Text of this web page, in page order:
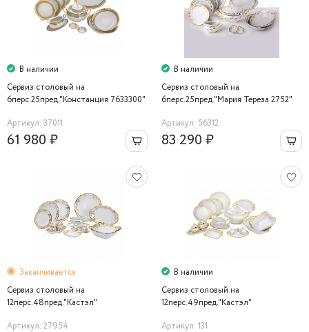
В наличии
Сервиз столовый на
6перс.25пред."Констанция 7633300"
Артикул: 37011
61 980 ₽
В наличии
Сервиз столовый на
6перс.25пред."Мария Тереза 2752"
Артикул: 56312
83 290 ₽
Заканчивается
Сервиз столовый на
12перс.48пред."Кастэл"
Артикул: 27954
В наличии
Сервиз столовый на
12перс.49пред."Кастэл"
Артикул: 131